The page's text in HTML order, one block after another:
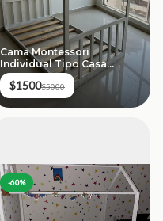
Cama Montessori
Individual Tipo Casa
(Blanca) - Madera
$1500$5000
-60%